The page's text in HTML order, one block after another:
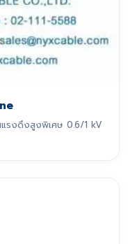
รงดึงสูงพิเศษ 0.6/1 kV